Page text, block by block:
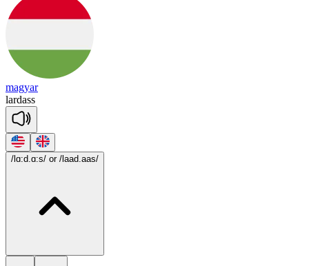
magyar
lardass
/lɑ:d.ɑ:s/ or /laad.aas/